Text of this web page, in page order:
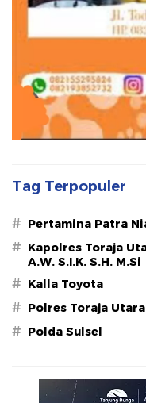
Tag Terpopuler
# Pertamina Patra
# Kapolres Toraja
A.W. S.I.K. S.H. M.Si
# Kalla Toyota
# Polres Toraja Utara
# Polda Sulsel